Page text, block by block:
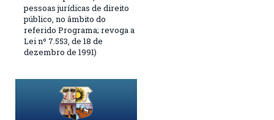
pessoas jurídicas de direito
público, no âmbito do
referido Programa; revoga a
Lei nº 7.553, de 18 de
dezembro de 1991)